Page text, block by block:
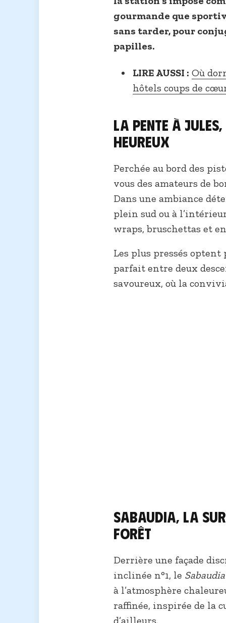
gourmande que
sans tarder, pour
papilles.
LIRE AUSSI : Où
hôtels coups de
La Pente à
heureux
Perchée au bord des
vous des amateurs de
Dans une ambiance
plein sud ou à
wraps, bruschettas et
Les plus pressés optent
parfait entre deux
savoureux, où la
Sabaudia, la
Forêt
Derrière une façade
inclinée n°1, le Sabaudia
à l’atmosphère
raffinée, inspirée de la